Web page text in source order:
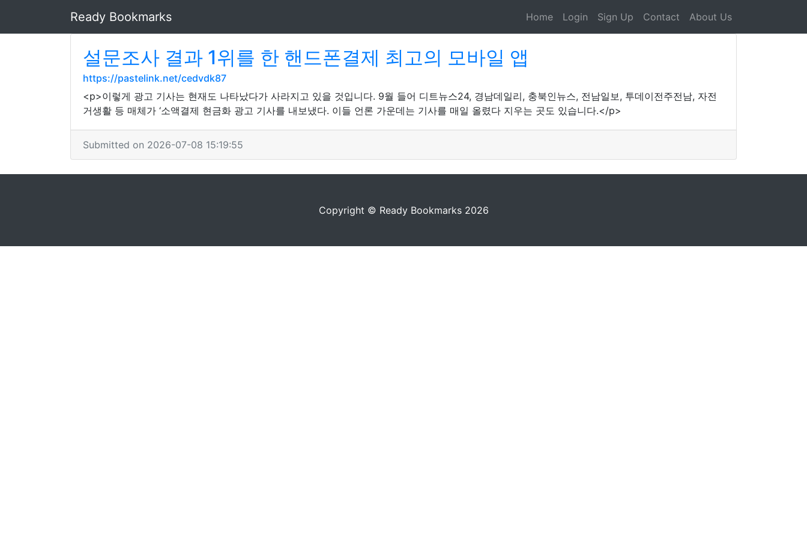
Ready Bookmarks Home Login Sign Up Contact About Us
설문조사 결과 1위를 한 핸드폰결제 최고의 모바일 앱
https://pastelink.net/cedvdk87
<p>이렇게 광고 기사는 현재도 나타났다가 사라지고 있을 것입니다. 9월 들어 디트뉴스24, 경남데일리, 충북인뉴스, 전남일보, 투데이전주전남, 자전
거생활 등 매체가 ‘소액결제 현금화 광고 기사를 내보냈다. 이들 언론 가운데는 기사를 매일 올렸다 지우는 곳도 있습니다.</p>
Submitted on 2026-07-08 15:19:55
Copyright © Ready Bookmarks 2026